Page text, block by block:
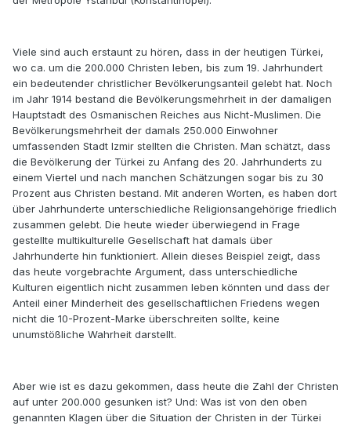
Viele sind auch erstaunt zu hören, dass in der heutigen Türkei,
wo ca. um die 200.000 Christen leben, bis zum 19. Jahrhundert
ein bedeutender christlicher Bevölkerungsanteil gelebt hat. Noch
im Jahr 1914 bestand die Bevölkerungsmehrheit in der damaligen
Hauptstadt des Osmanischen Reiches aus Nicht-Muslimen. Die
Bevölkerungsmehrheit der damals 250.000 Einwohner
umfassenden Stadt Izmir stellten die Christen. Man schätzt, dass
die Bevölkerung der Türkei zu Anfang des 20. Jahrhunderts zu
einem Viertel und nach manchen Schätzungen sogar bis zu 30
Prozent aus Christen bestand. Mit anderen Worten, es haben dort
über Jahrhunderte unterschiedliche Religionsangehörige friedlich
zusammen gelebt. Die heute wieder überwiegend in Frage
gestellte multikulturelle Gesellschaft hat damals über
Jahrhunderte hin funktioniert. Allein dieses Beispiel zeigt, dass
das heute vorgebrachte Argument, dass unterschiedliche
Kulturen eigentlich nicht zusammen leben könnten und dass der
Anteil einer Minderheit des gesellschaftlichen Friedens wegen
nicht die 10-Prozent-Marke überschreiten sollte, keine
unumstößliche Wahrheit darstellt.
Aber wie ist es dazu gekommen, dass heute die Zahl der Christen
auf unter 200.000 gesunken ist? Und: Was ist von den oben
genannten Klagen über die Situation der Christen in der Türkei